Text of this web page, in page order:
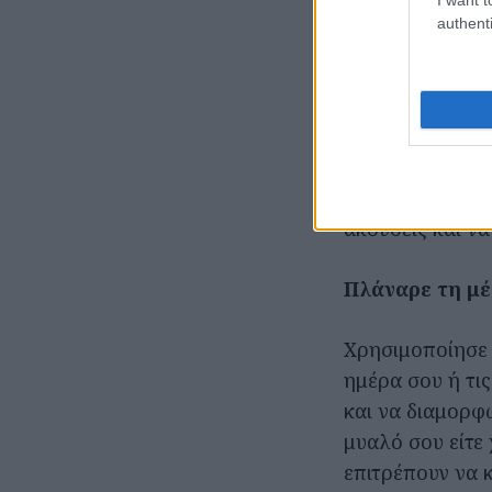
Μάθε μια
στο listening,
ακούσεις και
Πλάναρε τη
Χρησιμοποίησε
ημέρα σου ή
και να
μυαλό σου
επιτρέπουν να